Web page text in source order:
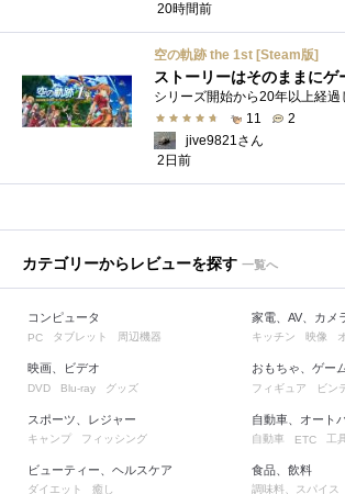
20時間前
空の軌跡 the 1st [Steam版]
11
2
jive9821さん
2日前
カテゴリーからレビューを探す 一覧へ
コンピュータ
PC タブレット 周辺機器
映画、ビデオ
DVD Blu-ray グッズ
スポーツ、レジャー
キャンプ フィッシング
ビューティー、ヘルスケア
ダイエット 癒し
家電、AV、カメ
キッチン 映像
おもちゃ、ゲー
フィギュア ビン
自動車、オート
自動車 ETC 工
食品、飲料
調味料、スパイス